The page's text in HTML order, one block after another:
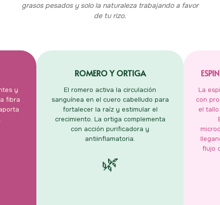
grasos pesados y solo la naturaleza trabajando a favor
de tu rizo.
y
fibra
ROMERO Y ORTIGA
El romero activa la circulación
sanguínea en el cuero cabelludo para
fortalecer la raíz y estimular el
crecimiento. La ortiga complementa
con acción purificadora y
antiinflamatoria.
🌿
La
con
el
flujo